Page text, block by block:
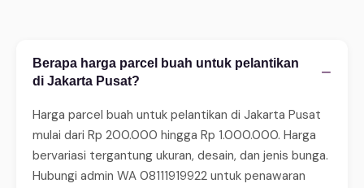
Berapa harga parcel buah untuk pelantikan
di Jakarta Pusat?
−
Harga parcel buah untuk pelantikan di Jakarta Pusat
mulai dari Rp 200.000 hingga Rp 1.000.000. Harga
bervariasi tergantung ukuran, desain, dan jenis bunga.
Hubungi admin WA 08111919922 untuk penawaran